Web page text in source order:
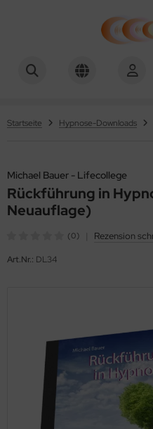
Startseite Hypnose-Downloads
Michael Bauer - Lifecollege
Rückführung in
Neuauflage)
(0) Rezension
Art.Nr.: DL34